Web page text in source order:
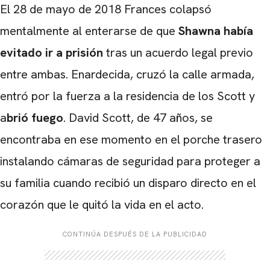
El 28 de mayo de 2018 Frances colapsó
mentalmente al enterarse de que Shawna había
evitado ir a prisión tras un acuerdo legal previo
entre ambas. Enardecida, cruzó la calle armada,
entró por la fuerza a la residencia de los Scott y
abrió fuego. David Scott, de 47 años, se
encontraba en ese momento en el porche trasero
instalando cámaras de seguridad para proteger a
su familia cuando recibió un disparo directo en el
corazón que le quitó la vida en el acto.
CONTINÚA DESPUÉS DE LA PUBLICIDAD